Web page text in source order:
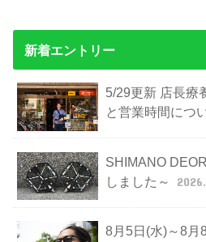
新着エントリー
5/29更新 店長療
と営業時間につ
SHIMANO
しました～
8月5日(水)～8